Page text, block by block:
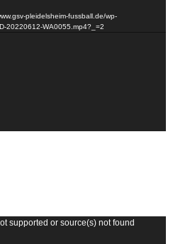
pleidelsheim-fussball.de/wp-
20220612-WA0055.mp4?_=2
supported or source(s) not found